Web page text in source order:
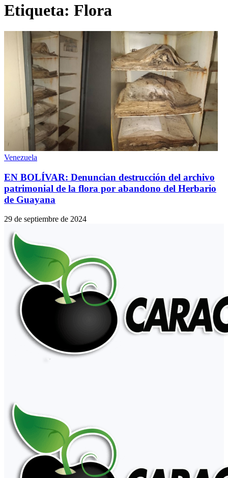
Etiqueta: Flora
Venezuela
EN BOLÍVAR: Denuncian destrucción del archivo
patrimonial de la flora por abandono del Herbario
de Guayana
29 de septiembre de 2024